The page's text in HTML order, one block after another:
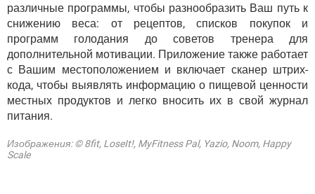
различные программы, чтобы разнообразить Ваш путь к
снижению веса: от рецептов, списков покупок и
программ голодания до советов тренера для
дополнительной мотивации. Приложение также работает
с Вашим местоположением и включает сканер штрих-
кода, чтобы выявлять информацию о пищевой ценности
местных продуктов и легко вносить их в свой журнал
питания.
Изображения: © 8fit, LoseIt!, MyFitness Pal, Yazio, Noom, Happy
Scale